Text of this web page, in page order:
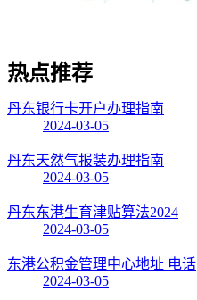
热点推荐
丹东银行卡开户办理指南
2024-03-05
丹东天然气报装办理指南
2024-03-05
丹东东港生育津贴算法2024
2024-03-05
东港公积金管理中心地址 电话
2024-03-05